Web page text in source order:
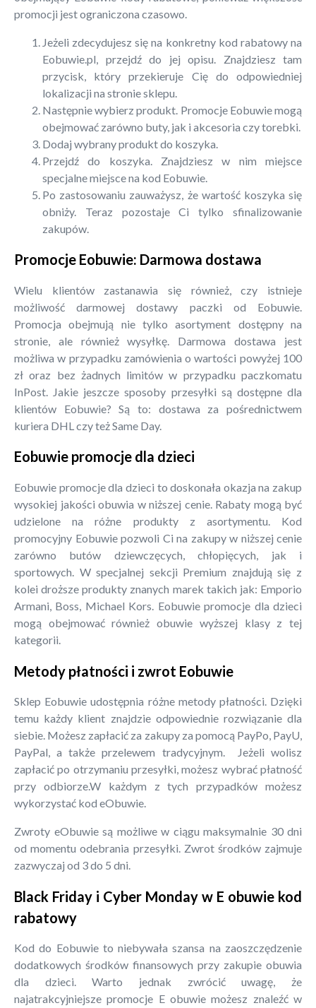
promocji jest ograniczona czasowo.
Jeżeli zdecydujesz się na konkretny kod rabatowy na
Eobuwie.pl, przejdź do jej opisu. Znajdziesz tam
przycisk, który przekieruje Cię do odpowiedniej
lokalizacji na stronie sklepu.
Następnie wybierz produkt. Promocje Eobuwie mogą
obejmować zarówno buty, jak i akcesoria czy torebki.
Dodaj wybrany produkt do koszyka.
Przejdź do koszyka. Znajdziesz w nim miejsce
specjalne miejsce na kod Eobuwie.
Po zastosowaniu zauważysz, że wartość koszyka się
obniży. Teraz pozostaje Ci tylko sfinalizowanie
zakupów.
Promocje Eobuwie: Darmowa dostawa
Wielu klientów zastanawia się również, czy istnieje
możliwość darmowej dostawy paczki od Eobuwie.
Promocja obejmują nie tylko asortyment dostępny na
stronie, ale również wysyłkę. Darmowa dostawa jest
możliwa w przypadku zamówienia o wartości powyżej 100
zł oraz bez żadnych limitów w przypadku paczkomatu
InPost. Jakie jeszcze sposoby przesyłki są dostępne dla
klientów Eobuwie? Są to: dostawa za pośrednictwem
kuriera DHL czy też Same Day.
Eobuwie promocje dla dzieci
Eobuwie promocje dla dzieci to doskonała okazja na zakup
wysokiej jakości obuwia w niższej cenie. Rabaty mogą być
udzielone na różne produkty z asortymentu. Kod
promocyjny Eobuwie pozwoli Ci na zakupy w niższej cenie
zarówno butów dziewczęcych, chłopięcych, jak i
sportowych. W specjalnej sekcji Premium znajdują się z
kolei droższe produkty znanych marek takich jak: Emporio
Armani, Boss, Michael Kors. Eobuwie promocje dla dzieci
mogą obejmować również obuwie wyższej klasy z tej
kategorii.
Metody płatności i zwrot Eobuwie
Sklep Eobuwie udostępnia różne metody płatności. Dzięki
temu każdy klient znajdzie odpowiednie rozwiązanie dla
siebie. Możesz zapłacić za zakupy za pomocą PayPo, PayU,
PayPal, a także przelewem tradycyjnym. Jeżeli wolisz
zapłacić po otrzymaniu przesyłki, możesz wybrać płatność
przy odbiorze.W każdym z tych przypadków możesz
wykorzystać kod eObuwie.
Zwroty eObuwie są możliwe w ciągu maksymalnie 30 dni
od momentu odebrania przesyłki. Zwrot środków zajmuje
zazwyczaj od 3 do 5 dni.
Black Friday i Cyber Monday w E obuwie kod
rabatowy
Kod do Eobuwie to niebywała szansa na zaoszczędzenie
dodatkowych środków finansowych przy zakupie obuwia
dla dzieci. Warto jednak zwrócić uwagę, że
najatrakcyjniejsze promocje E obuwie możesz znaleźć w